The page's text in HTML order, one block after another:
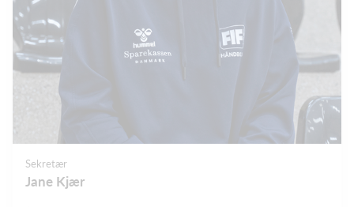
Sekretær
Jane Kjær